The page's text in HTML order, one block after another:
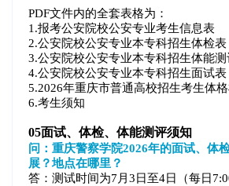
PDF文件内的全套表格为：
1.报考公安院校公安专业考生信息表
2.公安院校公安专业本专科招生体检表
3.公安院校公安专业本专科招生体能
4.公安院校公安专业本专科招生面试表
5.2026年重庆市普通高校招生考生体
6.考生须知
05面试、体检、体能测评须知
问：重庆警察学院2026年的面试、体
展？地点在哪里？
答：测试时间为7月3日至4日（每日